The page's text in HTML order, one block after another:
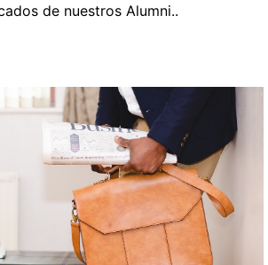
de nuestros Alumni..